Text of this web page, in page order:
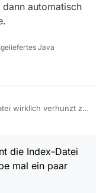
automatisch
Java
wirklich verhunzt zu
vlc 3.0.16 mit Ton
die Index-Datei
mal ein paar